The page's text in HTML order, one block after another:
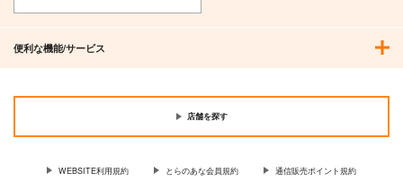
便利な機能/サービス
店舗を探す
WEBSITE利用規約 とらのあな会員規約 通信販売ポイント規約